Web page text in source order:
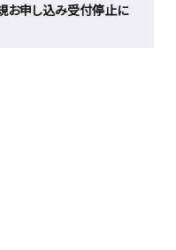
規お申し込み受付停止に